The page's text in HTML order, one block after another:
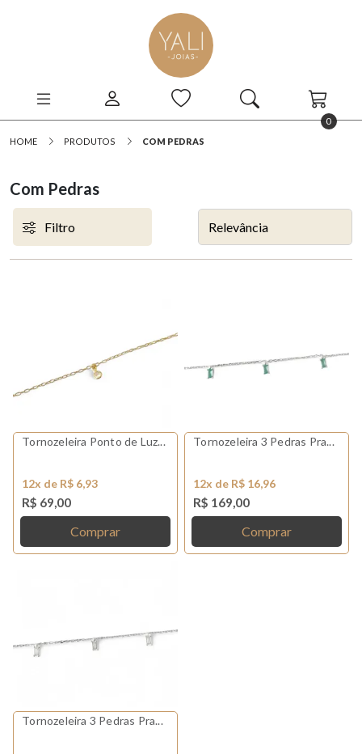
0
HOME PRODUTOS COM PEDRAS
Com Pedras
Filtro
Tornozeleira Ponto de Luz...
12x de R$ 6,93
R$ 69,00
Comprar
Tornozeleira 3 Pedras Pra...
12x de R$ 16,96
R$ 169,00
Comprar
Tornozeleira 3 Pedras Pra...